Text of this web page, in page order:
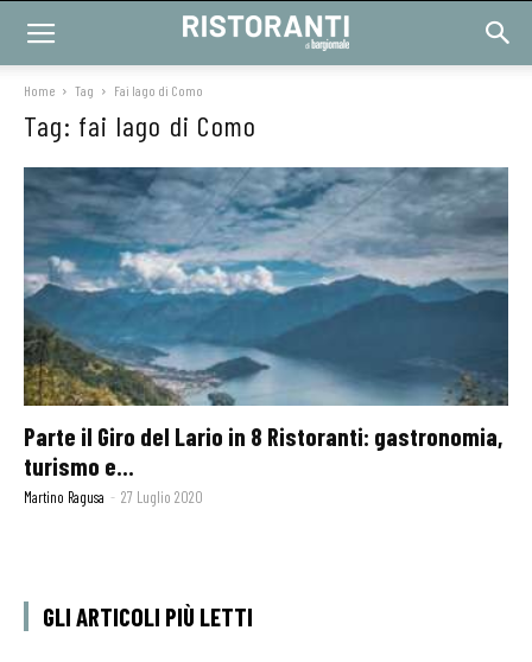
Home Tag Fai lago di Como
Tag: fai lago di Como
Parte il Giro del Lario in 8 Ristoranti: gastronomia,
turismo e...
Martino Ragusa - 27 Luglio 2020
GLI ARTICOLI PIÙ LETTI